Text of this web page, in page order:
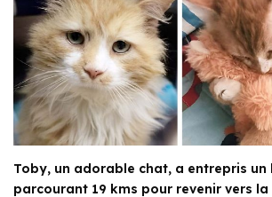
Toby, un adorable chat, a entrepris un
parcourant 19 kms pour revenir vers